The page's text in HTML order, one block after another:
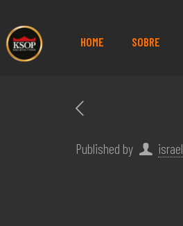
HOME SOBRE
Published by israel